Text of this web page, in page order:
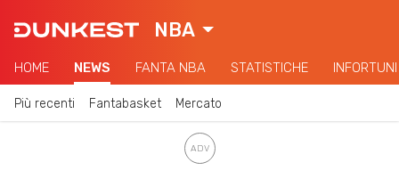
NBA
HOME NEWS FANTA NBA STATISTICHE INFORTUNI
Più recenti Fantabasket Mercato